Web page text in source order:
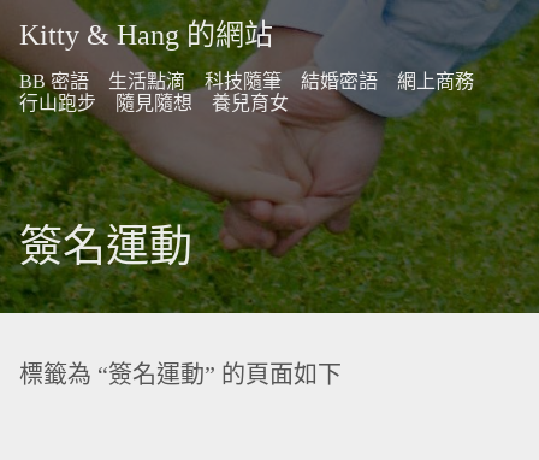
Kitty & Hang 的網站
BB 密語 生活點滴 科技隨筆 結婚密語
網上商務
行山跑步
隨見隨想 養兒育女
簽名運動
標籤為 “簽名運動” 的頁面如下